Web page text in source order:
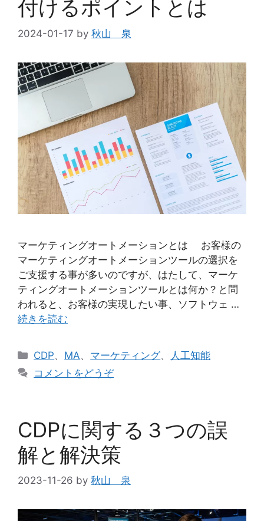
付けるポイントとは
2024-01-17 by 秋山 泉
マーケティングオートメーションとは お客様の
マーケティングオートメーションツールの選択を
ご支援する事が多いのですが、はたして、マーケ
ティングオートメーションツールとは何か？と問
われると、お客様の実現したい事、ソフトウェ …
続きを読む
カ
CDP、 MA、 マーケティング、
人工知能
コメントをどうぞ
CDPに関する３つの誤
解と解決策
2023-11-26 by 秋山 泉